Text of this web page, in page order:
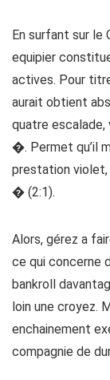
En surfant sur le
equipier
actives. Pour
aurait obtient
quatre
�. Permet qu’il
prestation violet,
� (2:1).
Alors, gérez a
ce qui concerne
bankroll
loin une croyez.
enchainement
compagnie de